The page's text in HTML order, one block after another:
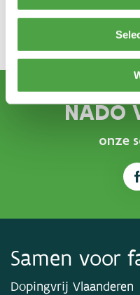
NADO
onze
Samen voor
Dopingvrij Vlaanderen